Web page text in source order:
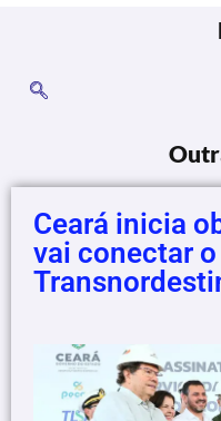
Ceará inicia
vai conectar